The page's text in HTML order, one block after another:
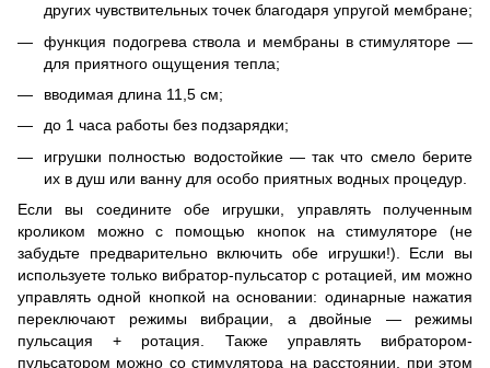
других чувствительных точек благодаря упругой мембране;
функция подогрева ствола и мембраны в стимуляторе —
для приятного ощущения тепла;
вводимая длина 11,5 см;
до 1 часа работы без подзарядки;
игрушки полностью водостойкие — так что смело берите
их в душ или ванну для особо приятных водных процедур.
Если вы соедините обе игрушки, управлять полученным
кроликом можно с помощью кнопок на стимуляторе (не
забудьте предварительно включить обе игрушки!). Если вы
используете только вибратор-пульсатор с ротацией, им можно
управлять одной кнопкой на основании: одинарные нажатия
переключают режимы вибрации, а двойные — режимы
пульсация + ротация. Также управлять вибратором-
пульсатором можно со стимулятора на расстоянии, при этом